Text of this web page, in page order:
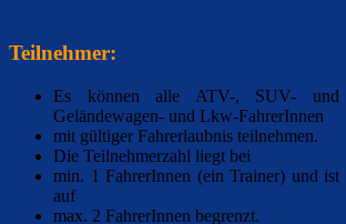
Teilnehmer:
Es können alle ATV-, SUV- und
Geländewagen- und Lkw-FahrerInnen
mit gültiger Fahrerlaubnis teilnehmen.
Die Teilnehmerzahl liegt bei
min. 1 FahrerInnen (ein Trainer) und ist
auf
max. 2 FahrerInnen begrenzt.